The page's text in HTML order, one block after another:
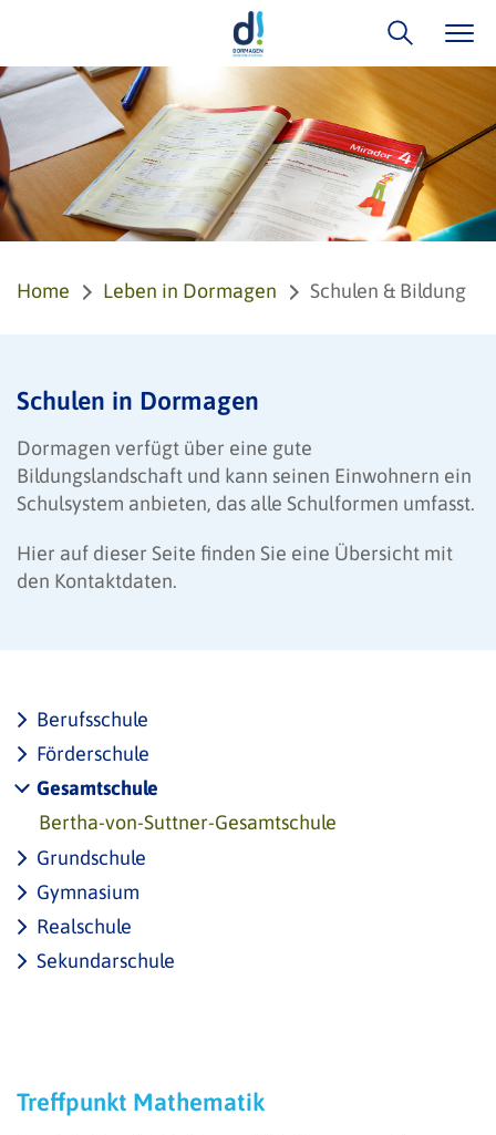
Home Leben in Dormagen Schulen & Bildung
Schulen in Dormagen
Dormagen verfügt über eine gute
Bildungslandschaft und kann seinen Einwohnern ein
Schulsystem anbieten, das alle Schulformen umfasst.
Hier auf dieser Seite finden Sie eine Übersicht mit
den Kontaktdaten.
Berufsschule
Förderschule
Gesamtschule
Bertha-von-Suttner-Gesamtschule
Grundschule
Gymnasium
Realschule
Sekundarschule
Treffpunkt Mathematik